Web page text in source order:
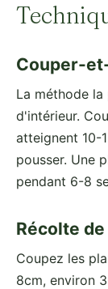
Couper-
La méthode
d'intérieur.
atteignent 10-
pousser. Une
pendant 6-8
Récolte
Coupez les
8cm, environ